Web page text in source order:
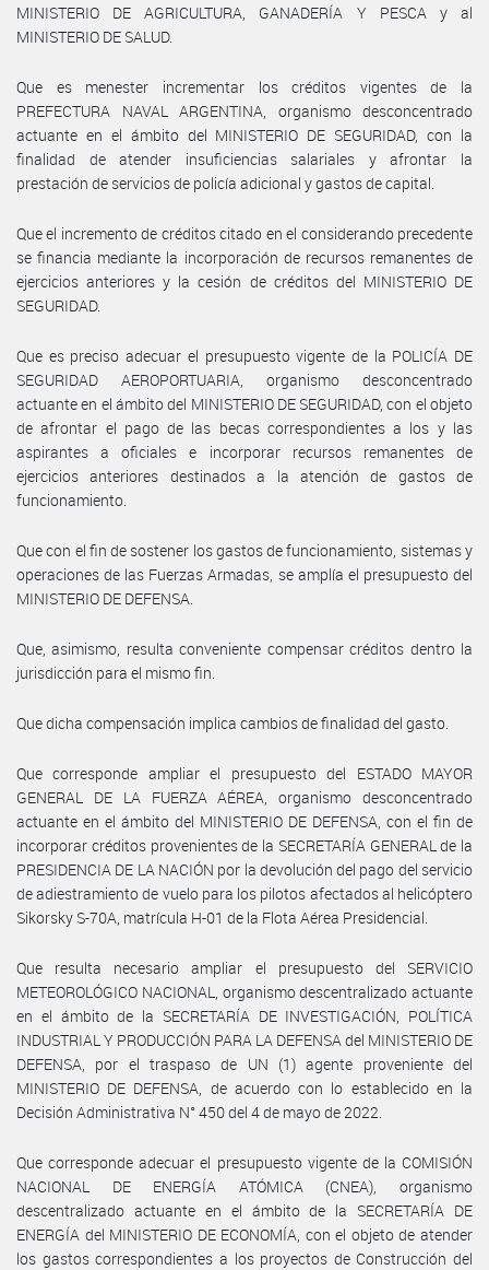
MINISTERIO DE AGRICULTURA, GANADERÍA Y PESCA y al
MINISTERIO DE SALUD.
Que es menester incrementar los créditos vigentes de la
PREFECTURA NAVAL ARGENTINA, organismo desconcentrado
actuante en el ámbito del MINISTERIO DE SEGURIDAD, con la
finalidad de atender insuficiencias salariales y afrontar la
prestación de servicios de policía adicional y gastos de capital.
Que el incremento de créditos citado en el considerando precedente
se financia mediante la incorporación de recursos remanentes de
ejercicios anteriores y la cesión de créditos del MINISTERIO DE
SEGURIDAD.
Que es preciso adecuar el presupuesto vigente de la POLICÍA DE
SEGURIDAD AEROPORTUARIA, organismo desconcentrado
actuante en el ámbito del MINISTERIO DE SEGURIDAD, con el objeto
de afrontar el pago de las becas correspondientes a los y las
aspirantes a oficiales e incorporar recursos remanentes de
ejercicios anteriores destinados a la atención de gastos de
funcionamiento.
Que con el fin de sostener los gastos de funcionamiento, sistemas y
operaciones de las Fuerzas Armadas, se amplía el presupuesto del
MINISTERIO DE DEFENSA.
Que, asimismo, resulta conveniente compensar créditos dentro la
jurisdicción para el mismo fin.
Que dicha compensación implica cambios de finalidad del gasto.
Que corresponde ampliar el presupuesto del ESTADO MAYOR
GENERAL DE LA FUERZA AÉREA, organismo desconcentrado
actuante en el ámbito del MINISTERIO DE DEFENSA, con el fin de
incorporar créditos provenientes de la SECRETARÍA GENERAL de la
PRESIDENCIA DE LA NACIÓN por la devolución del pago del servicio
de adiestramiento de vuelo para los pilotos afectados al helicóptero
Sikorsky S-70A, matrícula H-01 de la Flota Aérea Presidencial.
Que resulta necesario ampliar el presupuesto del SERVICIO
METEOROLÓGICO NACIONAL, organismo descentralizado actuante
en el ámbito de la SECRETARÍA DE INVESTIGACIÓN, POLÍTICA
INDUSTRIAL Y PRODUCCIÓN PARA LA DEFENSA del MINISTERIO DE
DEFENSA, por el traspaso de UN (1) agente proveniente del
MINISTERIO DE DEFENSA, de acuerdo con lo establecido en la
Decisión Administrativa N° 450 del 4 de mayo de 2022.
Que corresponde adecuar el presupuesto vigente de la COMISIÓN
NACIONAL DE ENERGÍA ATÓMICA (CNEA), organismo
descentralizado actuante en el ámbito de la SECRETARÍA DE
ENERGÍA del MINISTERIO DE ECONOMÍA, con el objeto de atender
los gastos correspondientes a los proyectos de Construcción del